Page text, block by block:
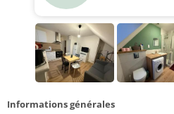
Informations générales